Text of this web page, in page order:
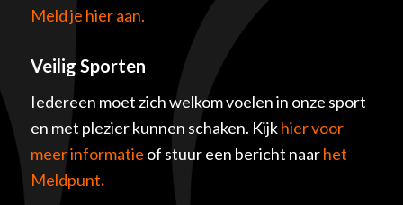
Meld je hier aan.
Veilig Sporten
Iedereen moet zich welkom voelen in onze sport
en met plezier kunnen schaken. Kijkhier voor
meer informatie of stuur een bericht naarhet
Meldpunt.